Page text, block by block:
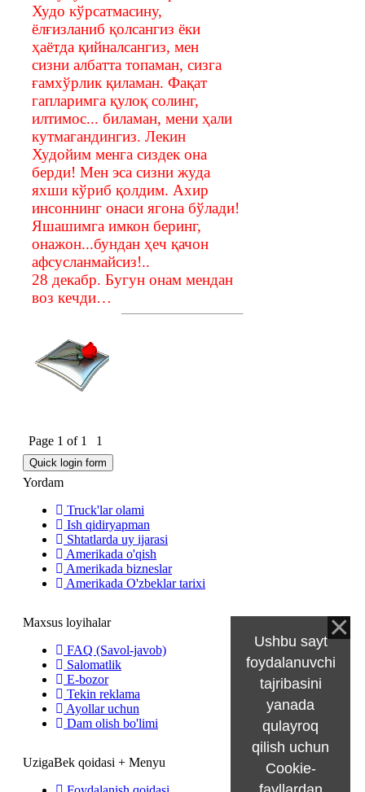
Худо кўрсатмасину,
ёлғизланиб қолсангиз ёки
ҳаётда қийналсангиз, мен
сизни албатта топаман, сизга
ғамхўрлик қиламан. Фақат
гапларимга қулоқ солинг,
илтимос... биламан, мени ҳали
кутмагандингиз. Лекин
Худойим менга сиздек она
берди! Мен эса сизни жуда
яхши кўриб қолдим. Ахир
инсоннинг онаси ягона бўлади!
Яшашимга имкон беринг,
онажон...бундан ҳеч қачон
афсусланмайсиз!..
28 декабр. Бугун онам мендан
воз кечди…
Page 1 of 1 1
Yordam
Truck'lar olami
Ish qidiryapman
Shtatlarda uy ijarasi
Amerikada o'qish
Amerikada bizneslar
Amerikada O'zbeklar tarixi
Maxsus loyihalar
FAQ (Savol-javob)
Salomatlik
E-bozor
Tekin reklama
Ayollar uchun
Dam olish bo'limi
UzigaBek qoidasi + Menyu
Ushbu sayt
foydalanuvchi
tajribasini
yanada
qulayroq
qilish uchun
Cookie-